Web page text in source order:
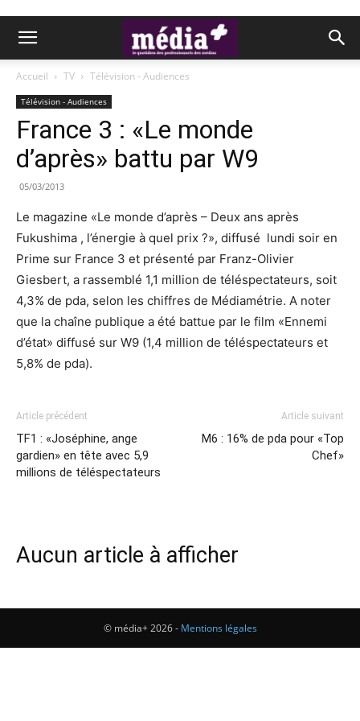
Accueil TV Télévision - Audiences
Télévision - Audiences
France 3 : «Le monde
d’après» battu par W9
05/03/2013
Le magazine «Le monde d’après – Deux ans après
Fukushima , l’énergie à quel prix ?», diffusé lundi soir en
Prime sur France 3 et présenté par Franz-Olivier
Giesbert, a rassemblé 1,1 million de téléspectateurs, soit
4,3% de pda, selon les chiffres de Médiamétrie. A noter
que la chaîne publique a été battue par le film «Ennemi
d’état» diffusé sur W9 (1,4 million de téléspectateurs et
5,8% de pda).
Article précédent
TF1 : «Joséphine, ange
gardien» en tête avec 5,9
millions de téléspectateurs
Article suivant
M6 : 16% de pda pour «Top
Chef»
Aucun article à afficher
© média+ 2026 - Mentions légales